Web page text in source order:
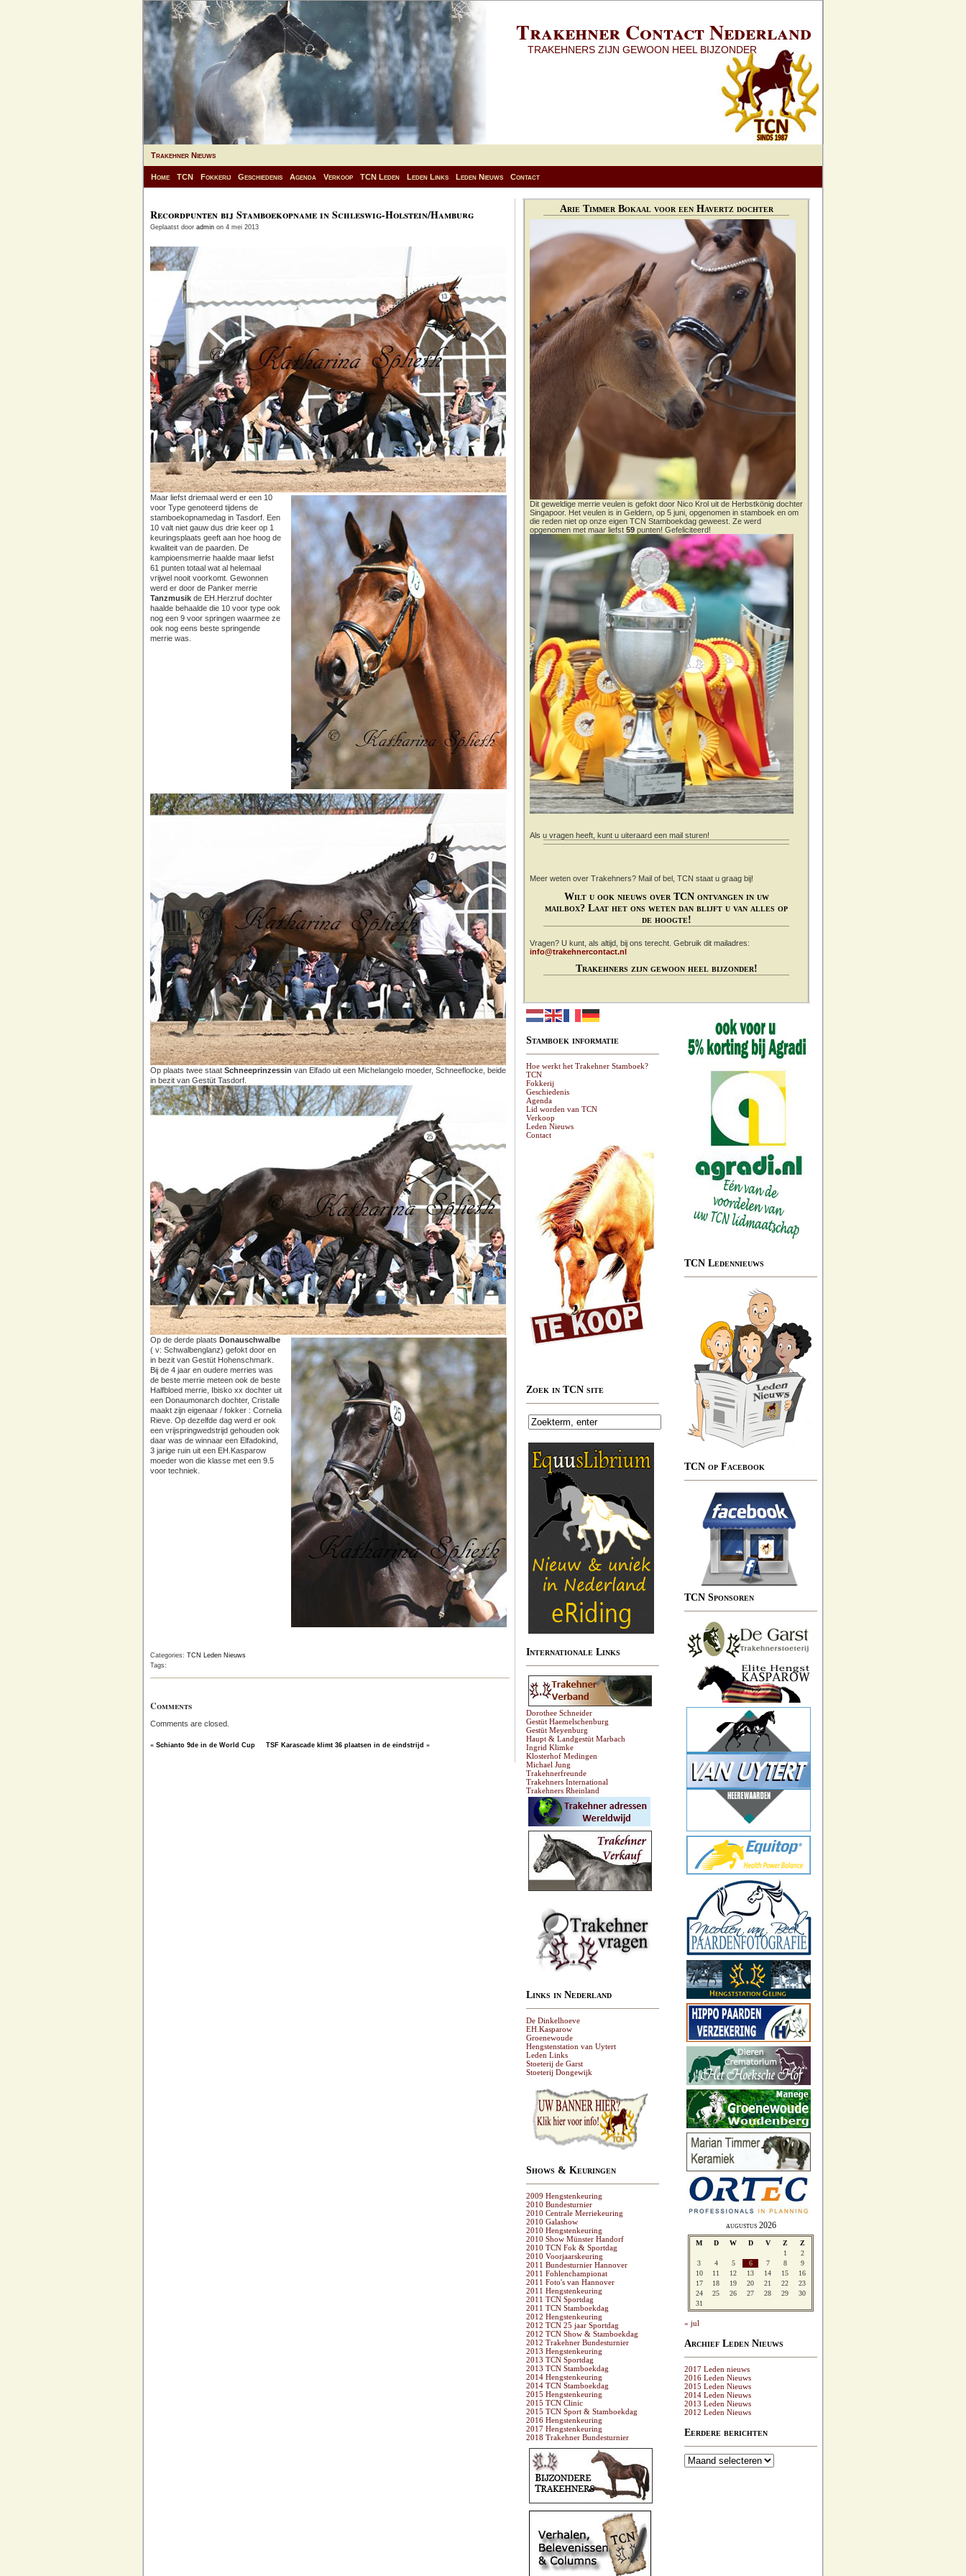
Trakehner Contact Nederland
TRAKEHNERS ZIJN GEWOON HEEL BIJZONDER
Trakehner Nieuws
Home TCN Fokkerij Geschiedenis Agenda Verkoop TCN Leden Leden Links Leden Nieuws Contact
Recordpunten bij Stamboekopname in Schleswig-Holstein/Hamburg
Geplaatst door admin on 4 mei 2013
Maar liefst driemaal werd er een 10
voor Type genoteerd tijdens de
stamboekopnamedag in Tasdorf. Een
10 valt niet gauw dus drie keer op 1
keuringsplaats geeft aan hoe hoog de
kwaliteit van de paarden. De
kampioensmerrie haalde maar liefst
61 punten totaal wat al helemaal
vrijwel nooit voorkomt. Gewonnen
werd er door de Panker merrie
Tanzmusik de EH.Herzruf dochter
haalde behaalde die 10 voor type ook
nog een 9 voor springen waarmee ze
ook nog eens beste springende
merrie was.
Op plaats twee staat Schneeprinzessin van Elfado uit een Michelangelo moeder, Schneeflocke, beide
in bezit van Gestüt Tasdorf.
Op de derde plaats Donauschwalbe
( v: Schwalbenglanz) gefokt door en
in bezit van Gestüt Hohenschmark.
Bij de 4 jaar en oudere merries was
de beste merrie meteen ook de beste
Halfbloed merrie, Ibisko xx dochter uit
een Donaumonarch dochter, Cristalle
maakt zijn eigenaar / fokker : Cornelia
Rieve. Op dezelfde dag werd er ook
een vrijspringwedstrijd gehouden ook
daar was de winnaar een Elfadokind,
3 jarige ruin uit een EH.Kasparow
moeder won die klasse met een 9.5
voor techniek.
Categories: TCN Leden Nieuws
Tags:
Comments
Comments are closed.
« Schianto 9de in de World Cup TSF Karascade klimt 36 plaatsen in de eindstrijd »
Arie Timmer Bokaal voor een Havertz dochter
Dit geweldige merrie veulen is gefokt door Nico Krol uit de Herbstkönig dochter
Singapoor. Het veulen is in Geldern, op 5 juni, opgenomen in stamboek en om
die reden niet op onze eigen TCN Stamboekdag geweest. Ze werd
opgenomen met maar liefst 59 punten! Gefeliciteerd!
Als u vragen heeft, kunt u uiteraard een mail sturen!
Meer weten over Trakehners? Mail of bel, TCN staat u graag bij!
Wilt u ook nieuws over TCN ontvangen in uw
mailbox? Laat het ons weten dan blijft u van alles op
de hoogte!
Vragen? U kunt, als altijd, bij ons terecht. Gebruik dit mailadres:
info@trakehnercontact.nl
Trakehners zijn gewoon heel bijzonder!
Stamboek informatie
Hoe werkt het Trakehner Stamboek?
TCN
Fokkerij
Geschiedenis
Agenda
Lid worden van TCN
Verkoop
Leden Nieuws
Contact
Zoek in TCN site
Internationale Links
Dorothee Schneider
Gestüt Haemelschenburg
Gestüt Meyenburg
Haupt & Landgestüt Marbach
Ingrid Klimke
Klosterhof Medingen
Michael Jung
Trakehnerfreunde
Trakehners International
Trakehners Rheinland
Links in Nederland
De Dinkelhoeve
EH.Kasparow
Groenewoude
Hengstenstation van Uytert
Leden Links
Stoeterij de Garst
Stoeterij Dongewijk
Shows & Keuringen
2009 Hengstenkeuring
2010 Bundesturnier
2010 Centrale Merriekeuring
2010 Galashow
2010 Hengstenkeuring
2010 Show Münster Handorf
2010 TCN Fok & Sportdag
2010 Voorjaarskeuring
2011 Bundesturnier Hannover
2011 Fohlenchampionat
2011 Foto's van Hannover
2011 Hengstenkeuring
2011 TCN Sportdag
2011 TCN Stamboekdag
2012 Hengstenkeuring
2012 TCN 25 jaar Sportdag
2012 TCN Show & Stamboekdag
2012 Trakehner Bundesturnier
2013 Hengstenkeuring
2013 TCN Sportdag
2013 TCN Stamboekdag
2014 Hengstenkeuring
2014 TCN Stamboekdag
2015 Hengstenkeuring
2015 TCN Clinic
2015 TCN Sport & Stamboekdag
2016 Hengstenkeuring
2017 Hengstenkeuring
2018 Trakehner Bundesturnier
TCN Ledennieuws
TCN op Facebook
TCN Sponsoren
augustus 2026
M D W D V Z
Z
1
2
3
4 5 6 7 8
9
10
11 12 13 14 15
16
17
18 19 20 21 22
23
24
25 26 27 28 29
30
31
« jul
Archief Leden Nieuws
2017 Leden nieuws
2016 Leden Nieuws
2015 Leden Nieuws
2014 Leden Nieuws
2013 Leden Nieuws
2012 Leden Nieuws
Eerdere berichten
Eerdere
berichten